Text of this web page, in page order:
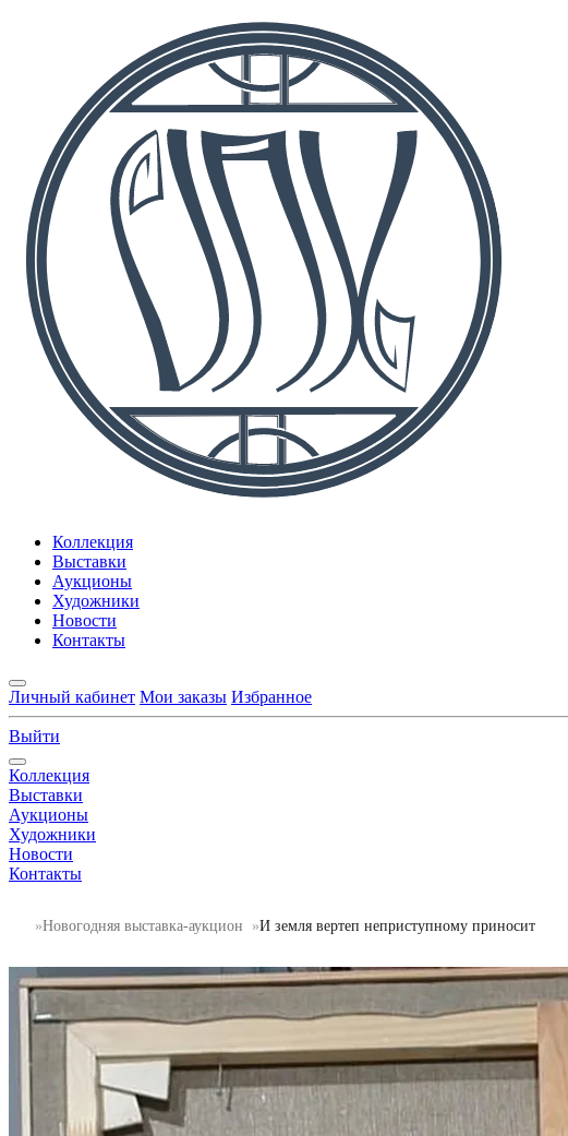
Коллекция
Выставки
Аукционы
Художники
Новости
Контакты
Личный кабинет Мои заказы Избранное
Выйти
Коллекция
Выставки
Аукционы
Художники
Новости
Контакты
Новогодняя выставка-аукцион И земля вертеп неприступному приносит